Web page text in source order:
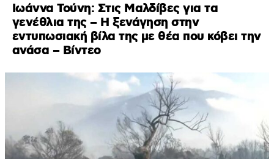
Ιωάννα Τούνη: Στις Μαλδίβες για τα
γενέθλια της – H ξενάγηση στην
εντυπωσιακή βίλα της με θέα που κόβει την
ανάσα – Βίντεο